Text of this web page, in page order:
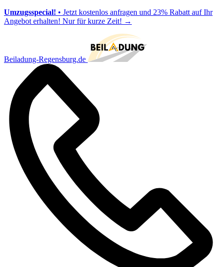
Umzugsspecial! • Jetzt kostenlos anfragen und 23% Rabatt auf Ihr
Angebot erhalten! Nur für kurze Zeit! →
Beiladung-Regensburg.de